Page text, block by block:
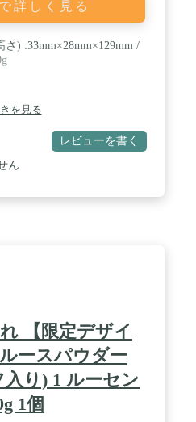
詳しく見る
) :33mm×28mm×129mm /
を見る
レビューを書く
ん
【限定デザイ
ースパウダー
入り) 1 ルーセン
1個